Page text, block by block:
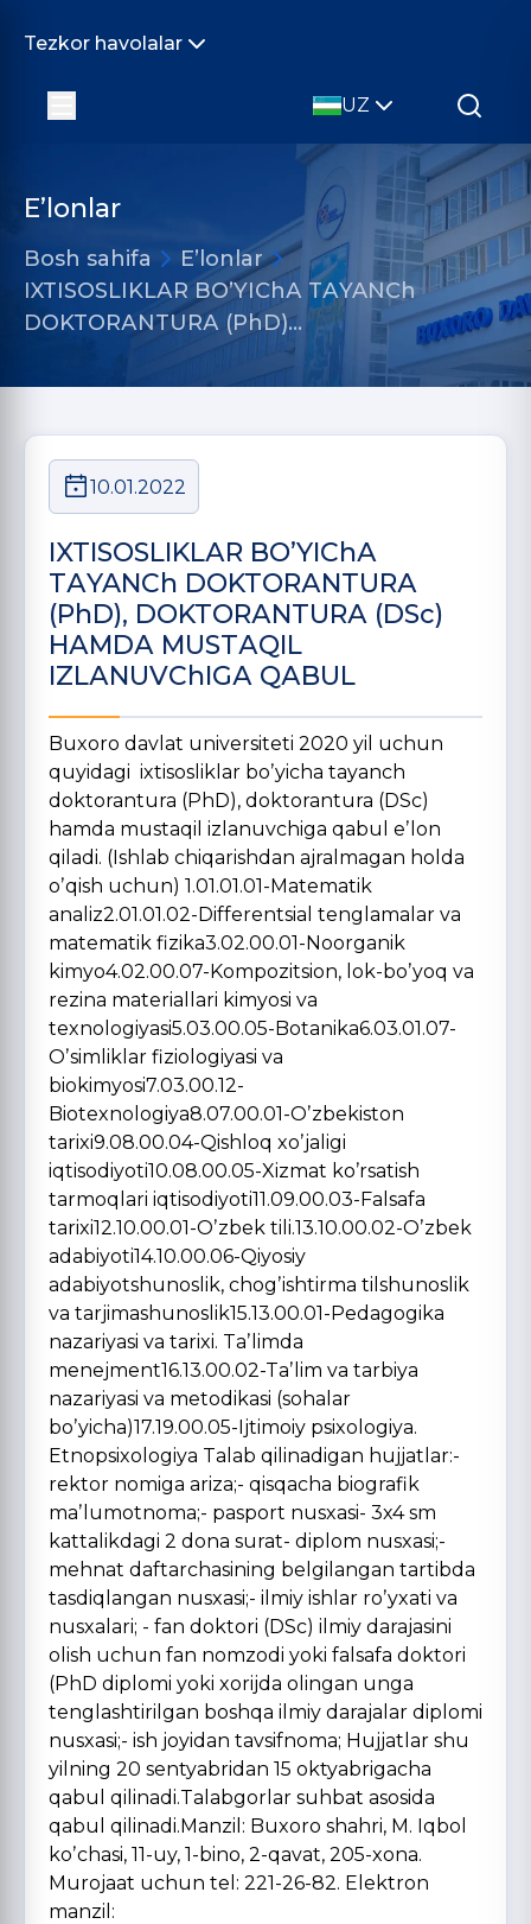
Tezkor havolalar
UZ
E’lonlar
Bosh sahifa
E’lonlar
IXTISOSLIKLАR BOʼYIChА TАYANCh
DOKTORАNTURА (PhD)…
10.01.2022
IXTISOSLIKLАR BOʼYIChА
TАYANCh DOKTORАNTURА
(PhD), DOKTORАNTURА (DSc)
HАMDА MUSTАQIL
IZLАNUVChIGА QАBUL
Buxoro davlat universiteti 2020 yil uchun
quyidagi ixtisosliklar boʼyicha tayanch
doktorantura (PhD), doktorantura (DSc)
hamda mustaqil izlanuvchiga qabul eʼlon
qiladi. (Ishlab chiqarishdan ajralmagan holda
oʼqish uchun) 1.01.01.01-Matematik
analiz2.01.01.02-Differentsial tenglamalar va
matematik fizika3.02.00.01-Noorganik
kimyo4.02.00.07-Kompozitsion, lok-boʼyoq va
rezina materiallari kimyosi va
texnologiyasi5.03.00.05-Botanika6.03.01.07-
Oʼsimliklar fiziologiyasi va
biokimyosi7.03.00.12-
Biotexnologiya8.07.00.01-Oʼzbekiston
tarixi9.08.00.04-Qishloq xoʼjaligi
iqtisodiyoti10.08.00.05-Xizmat koʼrsatish
tarmoqlari iqtisodiyoti11.09.00.03-Falsafa
tarixi12.10.00.01-Oʼzbek tili.13.10.00.02-Oʼzbek
adabiyoti14.10.00.06-Qiyosiy
adabiyotshunoslik, chogʼishtirma tilshunoslik
va tarjimashunoslik15.13.00.01-Pedagogika
nazariyasi va tarixi. Taʼlimda
menejment16.13.00.02-Taʼlim va tarbiya
nazariyasi va metodikasi (sohalar
boʼyicha)17.19.00.05-Ijtimoiy psixologiya.
Etnopsixologiya Talab qilinadigan hujjatlar:-
rektor nomiga ariza;- qisqacha biografik
maʼlumotnoma;- pasport nusxasi- 3x4 sm
kattalikdagi 2 dona surat- diplom nusxasi;-
mehnat daftarchasining belgilangan tartibda
tasdiqlangan nusxasi;- ilmiy ishlar roʼyxati va
nusxalari; - fan doktori (DSc) ilmiy darajasini
olish uchun fan nomzodi yoki falsafa doktori
(PhD diplomi yoki xorijda olingan unga
tenglashtirilgan boshqa ilmiy darajalar diplomi
nusxasi;- ish joyidan tavsifnoma; Hujjatlar shu
yilning 20 sentyabridan 15 oktyabrigacha
qabul qilinadi.Talabgorlar suhbat asosida
qabul qilinadi.Manzil: Buxoro shahri, M. Iqbol
koʼchasi, 11-uy, 1-bino, 2-qavat, 205-xona.
Murojaat uchun tel: 221-26-82. Elektron
manzil: